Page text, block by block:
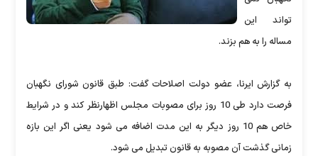
تواند این
مساله را به هم بزند.
به گزارش ایرنا، عضو دولت اصلاحات گفت: طبق قانون شورای نگهبان
فرصت دارد طی 10 روز برای مصوبات مجلس اظهارنظر کند و در شرایط
خاص هم 10 روز دیگر به این مدت اضافه می شود یعنی اگر این بازه
زمانی گذشت آن مصوبه به قانون تبدیل می شود.